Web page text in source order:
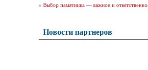
» Выбор памятника — важное и
Новости партнеров